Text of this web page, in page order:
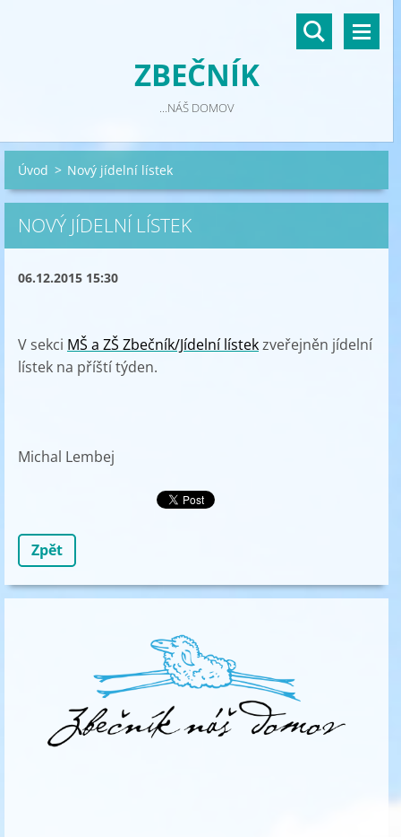
ZBEČNÍK
...NÁŠ DOMOV
Úvod > Nový jídelní lístek
NOVÝ JÍDELNÍ LÍSTEK
06.12.2015 15:30
V sekci MŠ a ZŠ Zbečník/Jídelní lístekzveřejněn jídelní
lístek na příští týden.
Michal Lembej
Zpět